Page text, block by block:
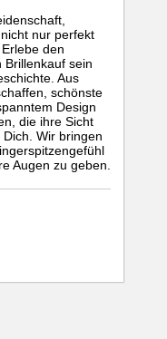
nur perfekt
den
Brillenkauf sein
Aus
schönste
Design
die ihre Sicht
Wir bringen
Augen zu geben.